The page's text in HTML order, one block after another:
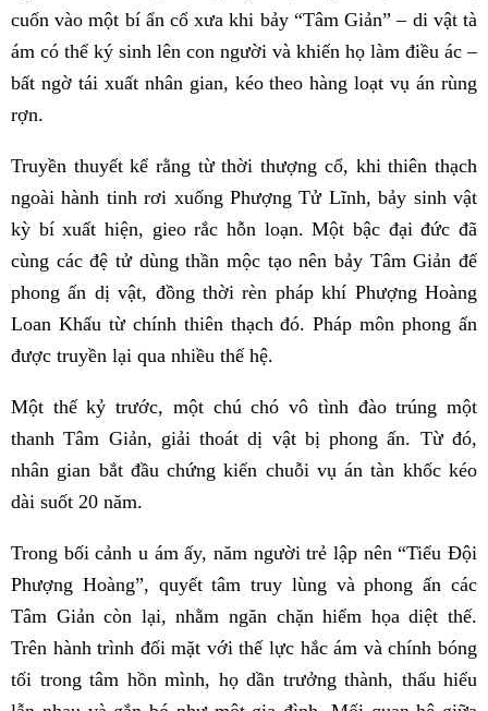
cuốn vào một bí ẩn cổ xưa khi bảy “Tâm Giản” – di vật tà
ám có thể ký sinh lên con người và khiến họ làm điều ác –
bất ngờ tái xuất nhân gian, kéo theo hàng loạt vụ án rùng
rợn.
Truyền thuyết kể rằng từ thời thượng cổ, khi thiên thạch
ngoài hành tinh rơi xuống Phượng Tử Lĩnh, bảy sinh vật
kỳ bí xuất hiện, gieo rắc hỗn loạn. Một bậc đại đức đã
cùng các đệ tử dùng thần mộc tạo nên bảy Tâm Giản để
phong ấn dị vật, đồng thời rèn pháp khí Phượng Hoàng
Loan Khấu từ chính thiên thạch đó. Pháp môn phong ấn
được truyền lại qua nhiều thế hệ.
Một thế kỷ trước, một chú chó vô tình đào trúng một
thanh Tâm Giản, giải thoát dị vật bị phong ấn. Từ đó,
nhân gian bắt đầu chứng kiến chuỗi vụ án tàn khốc kéo
dài suốt 20 năm.
Trong bối cảnh u ám ấy, năm người trẻ lập nên “Tiểu Đội
Phượng Hoàng”, quyết tâm truy lùng và phong ấn các
Tâm Giản còn lại, nhằm ngăn chặn hiểm họa diệt thế.
Trên hành trình đối mặt với thế lực hắc ám và chính bóng
tối trong tâm hồn mình, họ dần trưởng thành, thấu hiểu